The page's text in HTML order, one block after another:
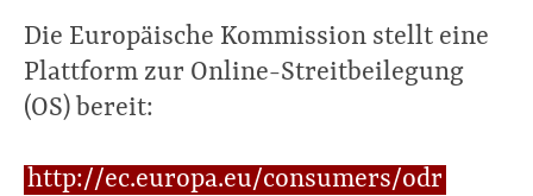
Die Europäische Kommission stellt eine
Plattform zur Online-Streitbeilegung
(OS) bereit:
http://ec.europa.eu/consumers/odr